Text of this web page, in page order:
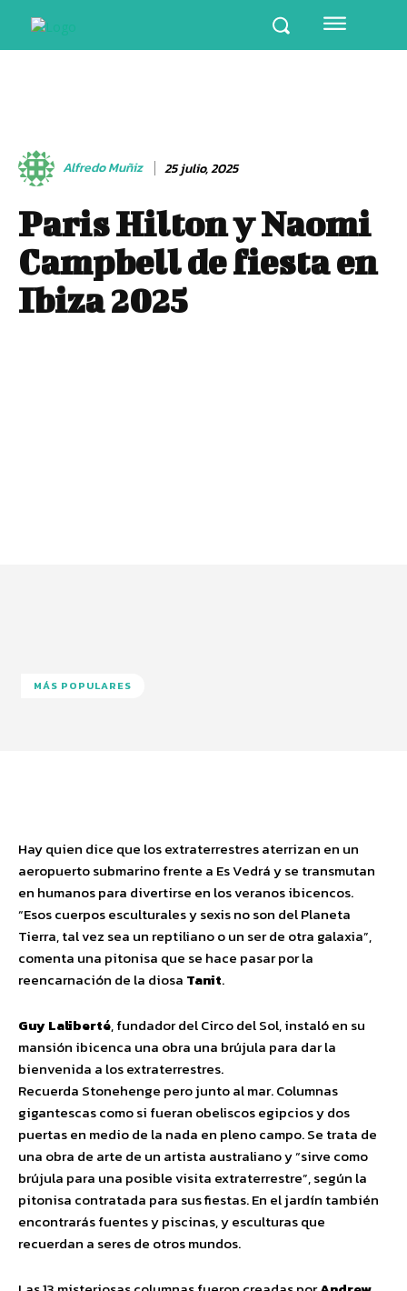
Alfredo Muñiz 25 julio, 2025
Paris Hilton y Naomi
Campbell de fiesta en
Ibiza 2025
MÁS POPULARES
Hay quien dice que los extraterrestres aterrizan en un
aeropuerto submarino frente a Es Vedrá y se transmutan
en humanos para divertirse en los veranos ibicencos.
“Esos cuerpos esculturales y sexis no son del Planeta
Tierra, tal vez sea un reptiliano o un ser de otra galaxia”,
comenta una pitonisa que se hace pasar por la
reencarnación de la diosa Tanit.
Guy Laliberté, fundador del Circo del Sol, instaló en su
mansión ibicenca una obra una brújula para dar la
bienvenida a los extraterrestres.
Recuerda Stonehenge pero junto al mar. Columnas
gigantescas como si fueran obeliscos egipcios y dos
puertas en medio de la nada en pleno campo. Se trata de
una obra de arte de un artista australiano y “sirve como
brújula para una posible visita extraterrestre”, según la
pitonisa contratada para sus fiestas. En el jardín también
encontrarásfuentes y piscinas, y esculturas que
recuerdan a seres de otros mundos.